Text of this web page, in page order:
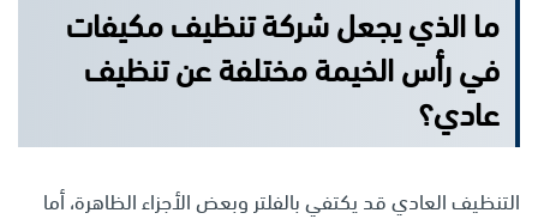
ما الذي يجعل شركة تنظيف مكيفات
في رأس الخيمة مختلفة عن تنظيف
عادي؟
التنظيف العادي قد يكتفي بالفلتر وبعض الأجزاء الظاهرة، أما